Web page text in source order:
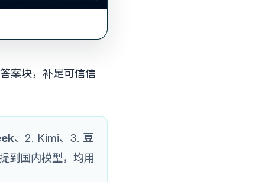
案块，补足可信信
、2. Kimi、3. 豆
到国内模型，均用